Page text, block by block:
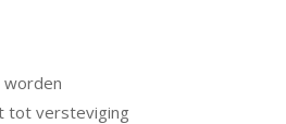
worden
tot versteviging